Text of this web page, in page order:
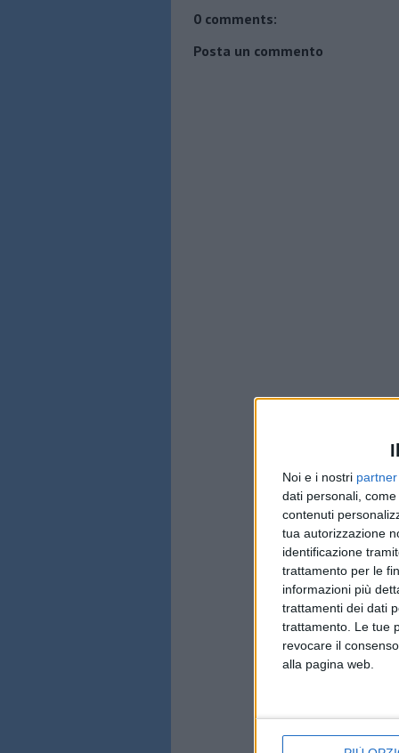
Noi e i nostri partner
dati personali,
contenuti
tua autorizzazione
identificazione
trattamento per le
informazioni più
trattamenti dei dati
trattamento. Le tue
revocare il
alla pagina web.
0 comments:
Posta un commento